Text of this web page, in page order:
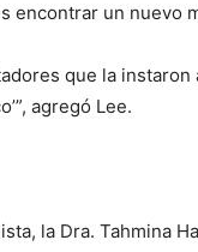
I
I've read and accept the
encontrar un nuevo
que la
agregó Lee.
la Dra. Tahmina